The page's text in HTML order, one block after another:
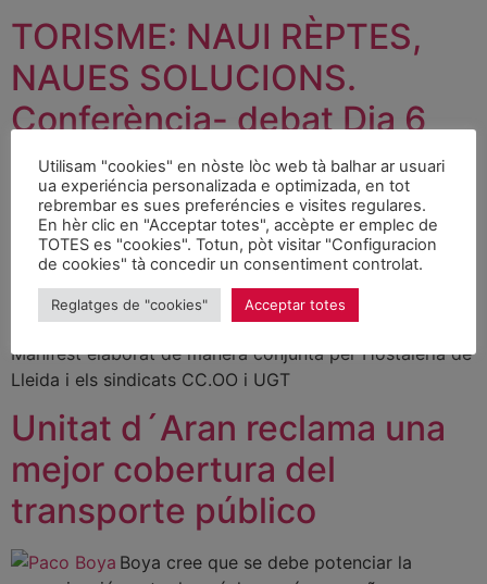
TORISME: NAUI RÈPTES,
NAUES SOLUCIONS.
Conferència- debat Dia 6
de hereuèr tàs 10 ores Hotel
Tuca
“Neu, desenvolupament i
territori”
Manifest elaborat de manera conjunta per Hostaleria de
Lleida i els sindicats CC.OO i UGT
Unitat d´Aran reclama una
mejor cobertura del
transporte público
Boya cree que se debe potenciar la
Utilisam "cookies" en nòste lòc web tà balhar ar usuari
ua experiéncia personalizada e optimizada, en tot
rebrembar es sues preferéncies e visites regulares.
En hèr clic en "Acceptar totes", accèpte er emplec de
TOTES es "cookies". Totun, pòt visitar "Configuracion
de cookies" tà concedir un consentiment controlat.
Reglatges de "cookies" Acceptar totes